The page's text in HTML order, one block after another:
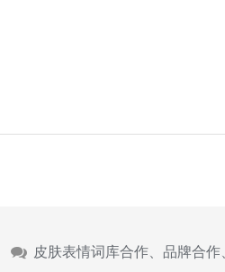
皮肤表情词库合作、品牌合